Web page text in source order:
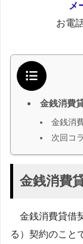
メ
お電
目次
金銭消費
金銭消
次回コ
金銭消費
金銭消費貸借
る）契約のこと